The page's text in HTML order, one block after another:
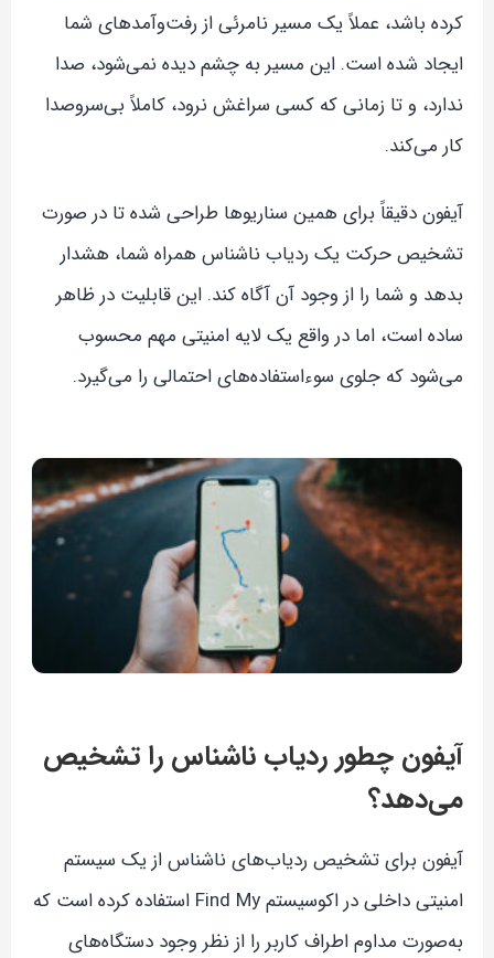
کرده باشد، عملاً یک مسیر نامرئی از رفت‌وآمدهای شما
ایجاد شده است. این مسیر به چشم دیده نمی‌شود، صدا
ندارد، و تا زمانی که کسی سراغش نرود، کاملاً بی‌سروصدا
کار می‌کند.
آیفون دقیقاً برای همین سناریوها طراحی شده تا در صورت
تشخیص حرکت یک ردیاب ناشناس همراه شما، هشدار
بدهد و شما را از وجود آن آگاه کند. این قابلیت در ظاهر
ساده است، اما در واقع یک لایه امنیتی مهم محسوب
می‌شود که جلوی سوءاستفاده‌های احتمالی را می‌گیرد.
آیفون چطور ردیاب ناشناس را تشخیص
می‌دهد؟
آیفون برای تشخیص ردیاب‌های ناشناس از یک سیستم
امنیتی داخلی در اکوسیستم Find My استفاده کرده است که
به‌صورت مداوم اطراف کاربر را از نظر وجود دستگاه‌های